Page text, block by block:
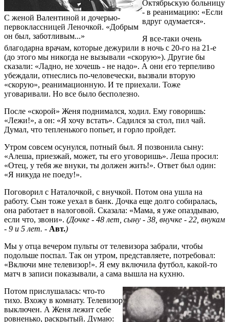
С женой Валентиной и дочерью-
первоклассницей Леночкой. «Добрым
он был, заботливым...»
Октябрьскую больницу
- в реанимацию: «Если
вдруг одумается».
Я все-таки очень
благодарна врачам, которые дежурили в ночь с 20-го на 21-е
(до этого мы никогда не вызывали «скорую»). Другие бы
сказали: «Ладно, не хочешь - не надо». А они его терпеливо
убеждали, отнеслись по-человечески, вызвали вторую
«скорую», реанимационную. И те приехали. Тоже
уговаривали. Но все было бесполезно.
После «скорой» Женя поднимался, ходил. Ему говоришь:
«Лежи!», а он: «Я хочу встать». Садился за стол, пил чай.
Думал, что тепленького попьет, и горло пройдет.
Утром совсем осунулся, потный был. Я позвонила сыну:
«Алеша, приезжай, может, ты его уговоришь». Леша просил:
«Отец, у тебя же внуки, ты должен жить!». Ответ был один:
«Я никуда не поеду!».
Поговорил с Наталочкой, с внучкой. Потом она ушла на
работу. Сын тоже уехал в банк. Дочка еще долго собиралась,
она работает в налоговой. Сказала: «Мама, я уже опаздываю,
если что, звони». (Дочке - 48 лет, сыну - 38, внучке - 22, внукам
- 9 и 5 лет. - Авт.)
Мы у отца вечером пульты от телевизора забрали, чтобы
подольше поспал. Так он утром, представляете, потребовал:
«Включи мне телевизор!». Я ему включила футбол, какой-то
матч в записи показывали, а сама вышла на кухню.
Потом прислушалась: что-то
тихо. Вхожу в комнату. Телевизор
выключен. А Женя лежит себе
ровненько, раскрытый. Думаю: